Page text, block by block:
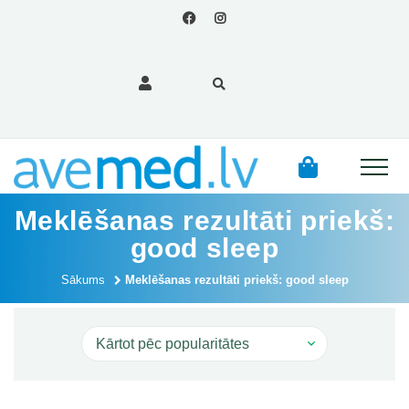
Meklēšanas rezultāti priekš:
good sleep
Sākums Meklēšanas rezultāti priekš: good sleep